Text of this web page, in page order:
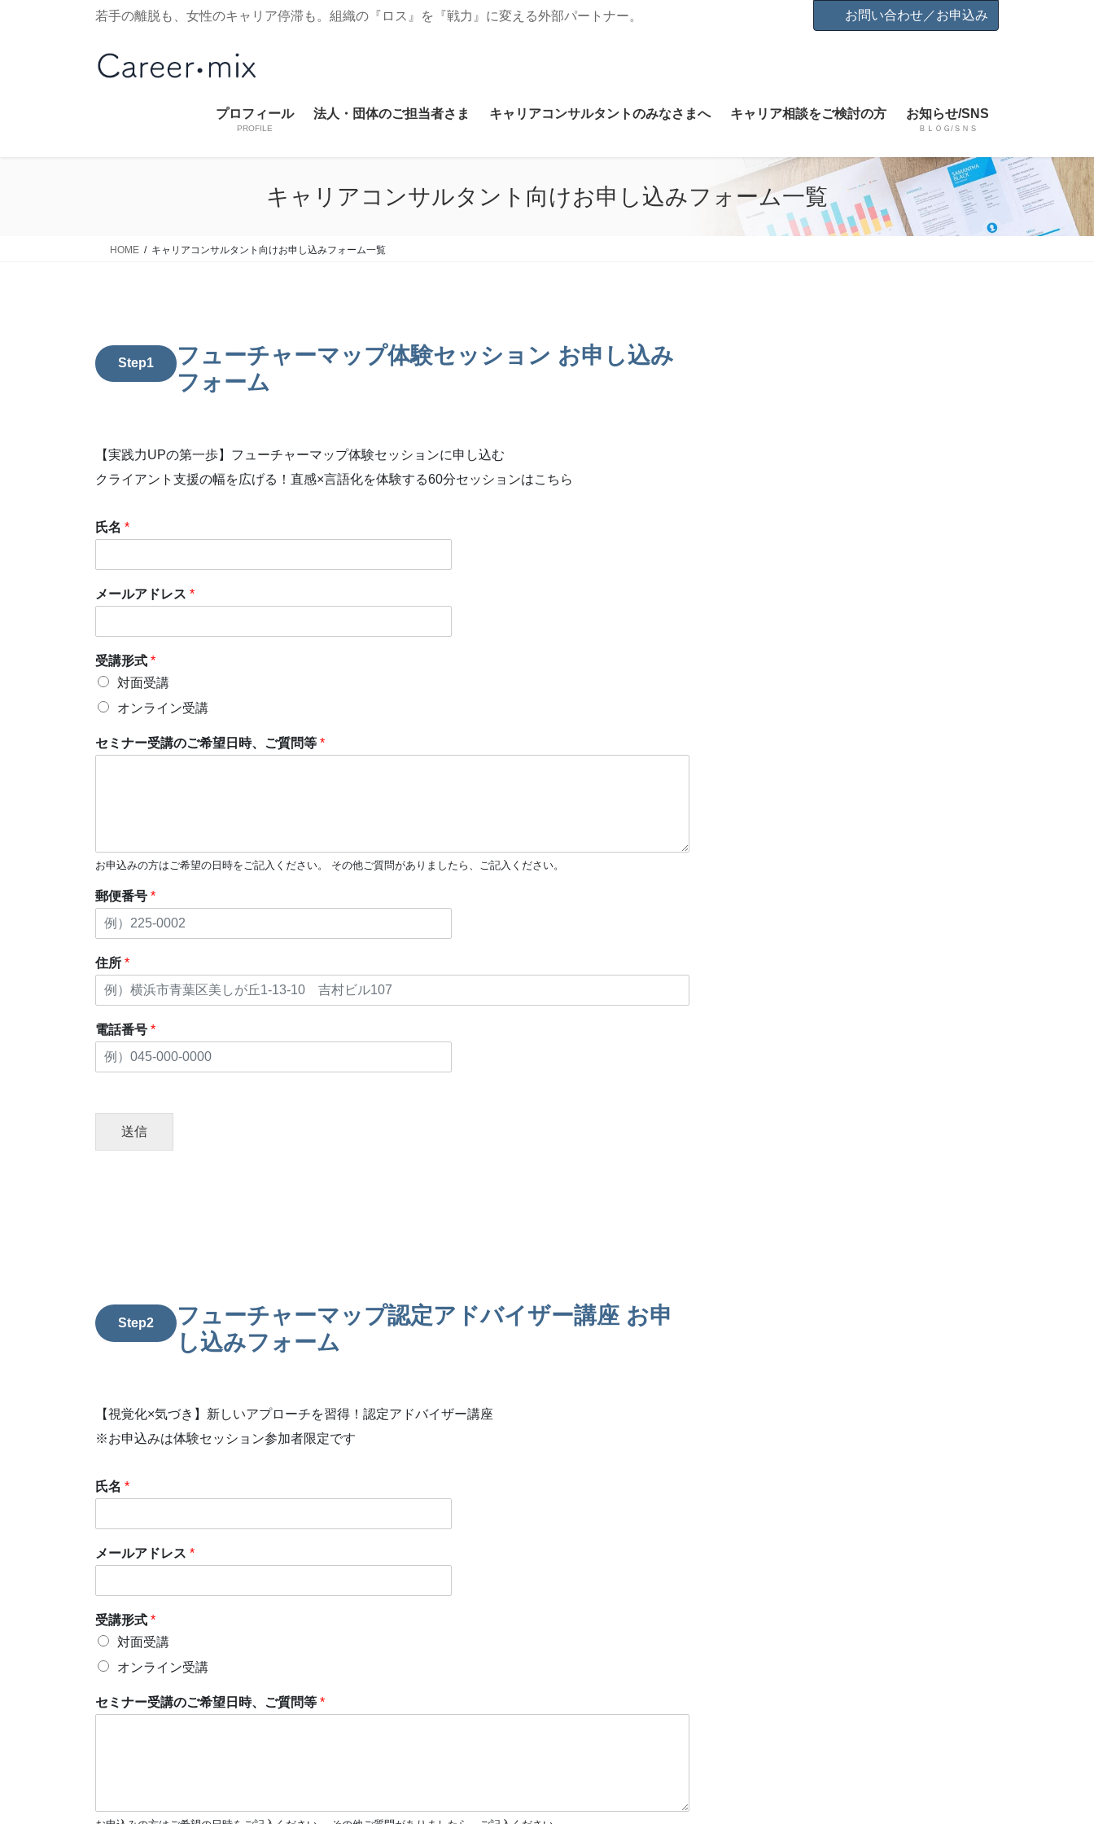
若手の離脱も、女性のキャリア停滞も。組織の『ロス』を『戦力』に変える外部パートナー。 お問い合わせ／お申込み
プロフィール
PROFILE
法人・団体のご担当者さま キャリアコンサルタントのみなさまへ キャリア相談をご検討の方 お知らせ/SNS
ＢＬＯＧ/ＳＮＳ
キャリアコンサルタント向けお申し込みフォーム一覧
HOME キャリアコンサルタント向けお申し込みフォーム一覧
Step1 フューチャーマップ体験セッション お申し込み
フォーム
【実践力UPの第一歩】フューチャーマップ体験セッションに申し込む
クライアント支援の幅を広げる！直感×言語化を体験する60分セッションはこちら
氏名 *
メールアドレス *
受講形式 *
対面受講
オンライン受講
セミナー受講のご希望日時、ご質問等 *
お申込みの方はご希望の日時をご記入ください。 その他ご質問がありましたら、ご記入ください。
郵便番号 *
住所 *
電話番号 *
送信
Step2 フューチャーマップ認定アドバイザー講座 お申
し込みフォーム
【視覚化×気づき】新しいアプローチを習得！認定アドバイザー講座
※お申込みは体験セッション参加者限定です
氏名 *
メールアドレス *
受講形式 *
対面受講
オンライン受講
セミナー受講のご希望日時、ご質問等 *